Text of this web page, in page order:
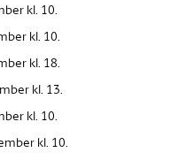
kl. 10.
kl. 10.
kl. 18.
kl. 13.
kl. 10.
kl. 10.